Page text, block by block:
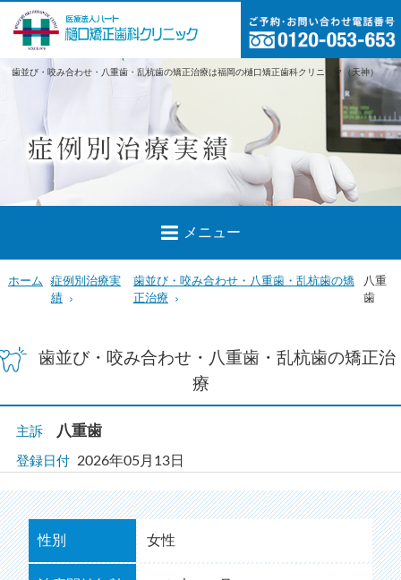
歯並び・咬み合わせ・八重歯・乱杭歯の矯正治療は福岡の樋口矯正歯科クリニック（天神）
メニュー
ホーム
症例別治療実
績
歯並び・咬み合わせ・八重歯・乱杭歯の矯
正治療
八重
歯
歯並び・咬み合わせ・八重歯・乱杭歯の矯正治
療
主訴 八重歯
登録日付 2026年05月13日
性別 女性